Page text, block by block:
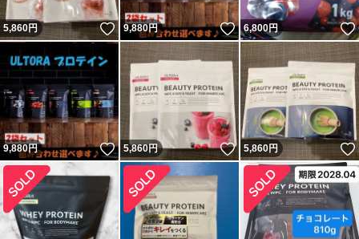
5,860円 いいね！
9,880円 いいね！
6,800円
9,880円 いいね！
5,860円 いいね！
5,860円